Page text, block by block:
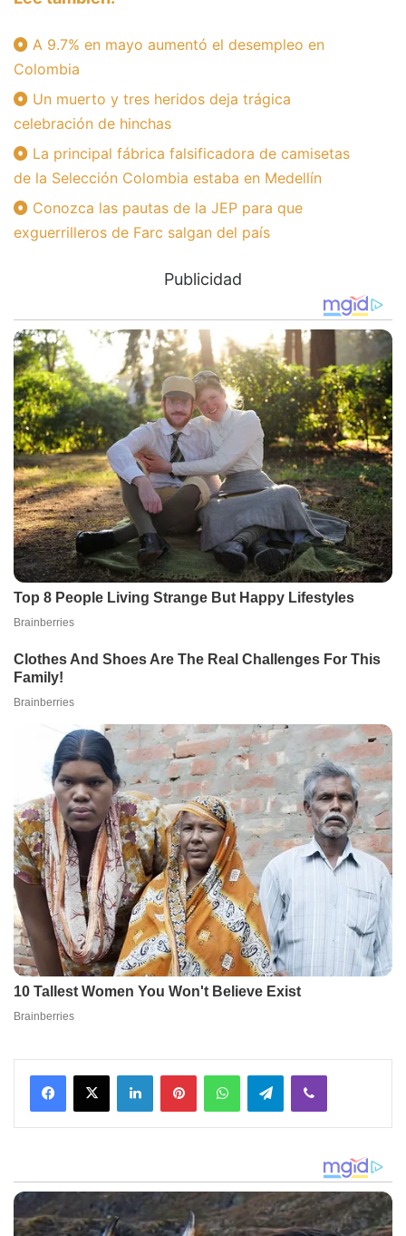
A 9.7% en mayo aumentó el desempleo en
Colombia
Un muerto y tres heridos deja trágica
celebración de hinchas
La principal fábrica falsificadora de camisetas
de la Selección Colombia estaba en Medellín
Conozca las pautas de la JEP para que
exguerrilleros de Farc salgan del país
Publicidad
Facebook
X LinkedInPinterestWhatsAppTelegramViber